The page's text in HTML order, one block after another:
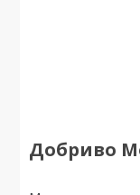
Добриво